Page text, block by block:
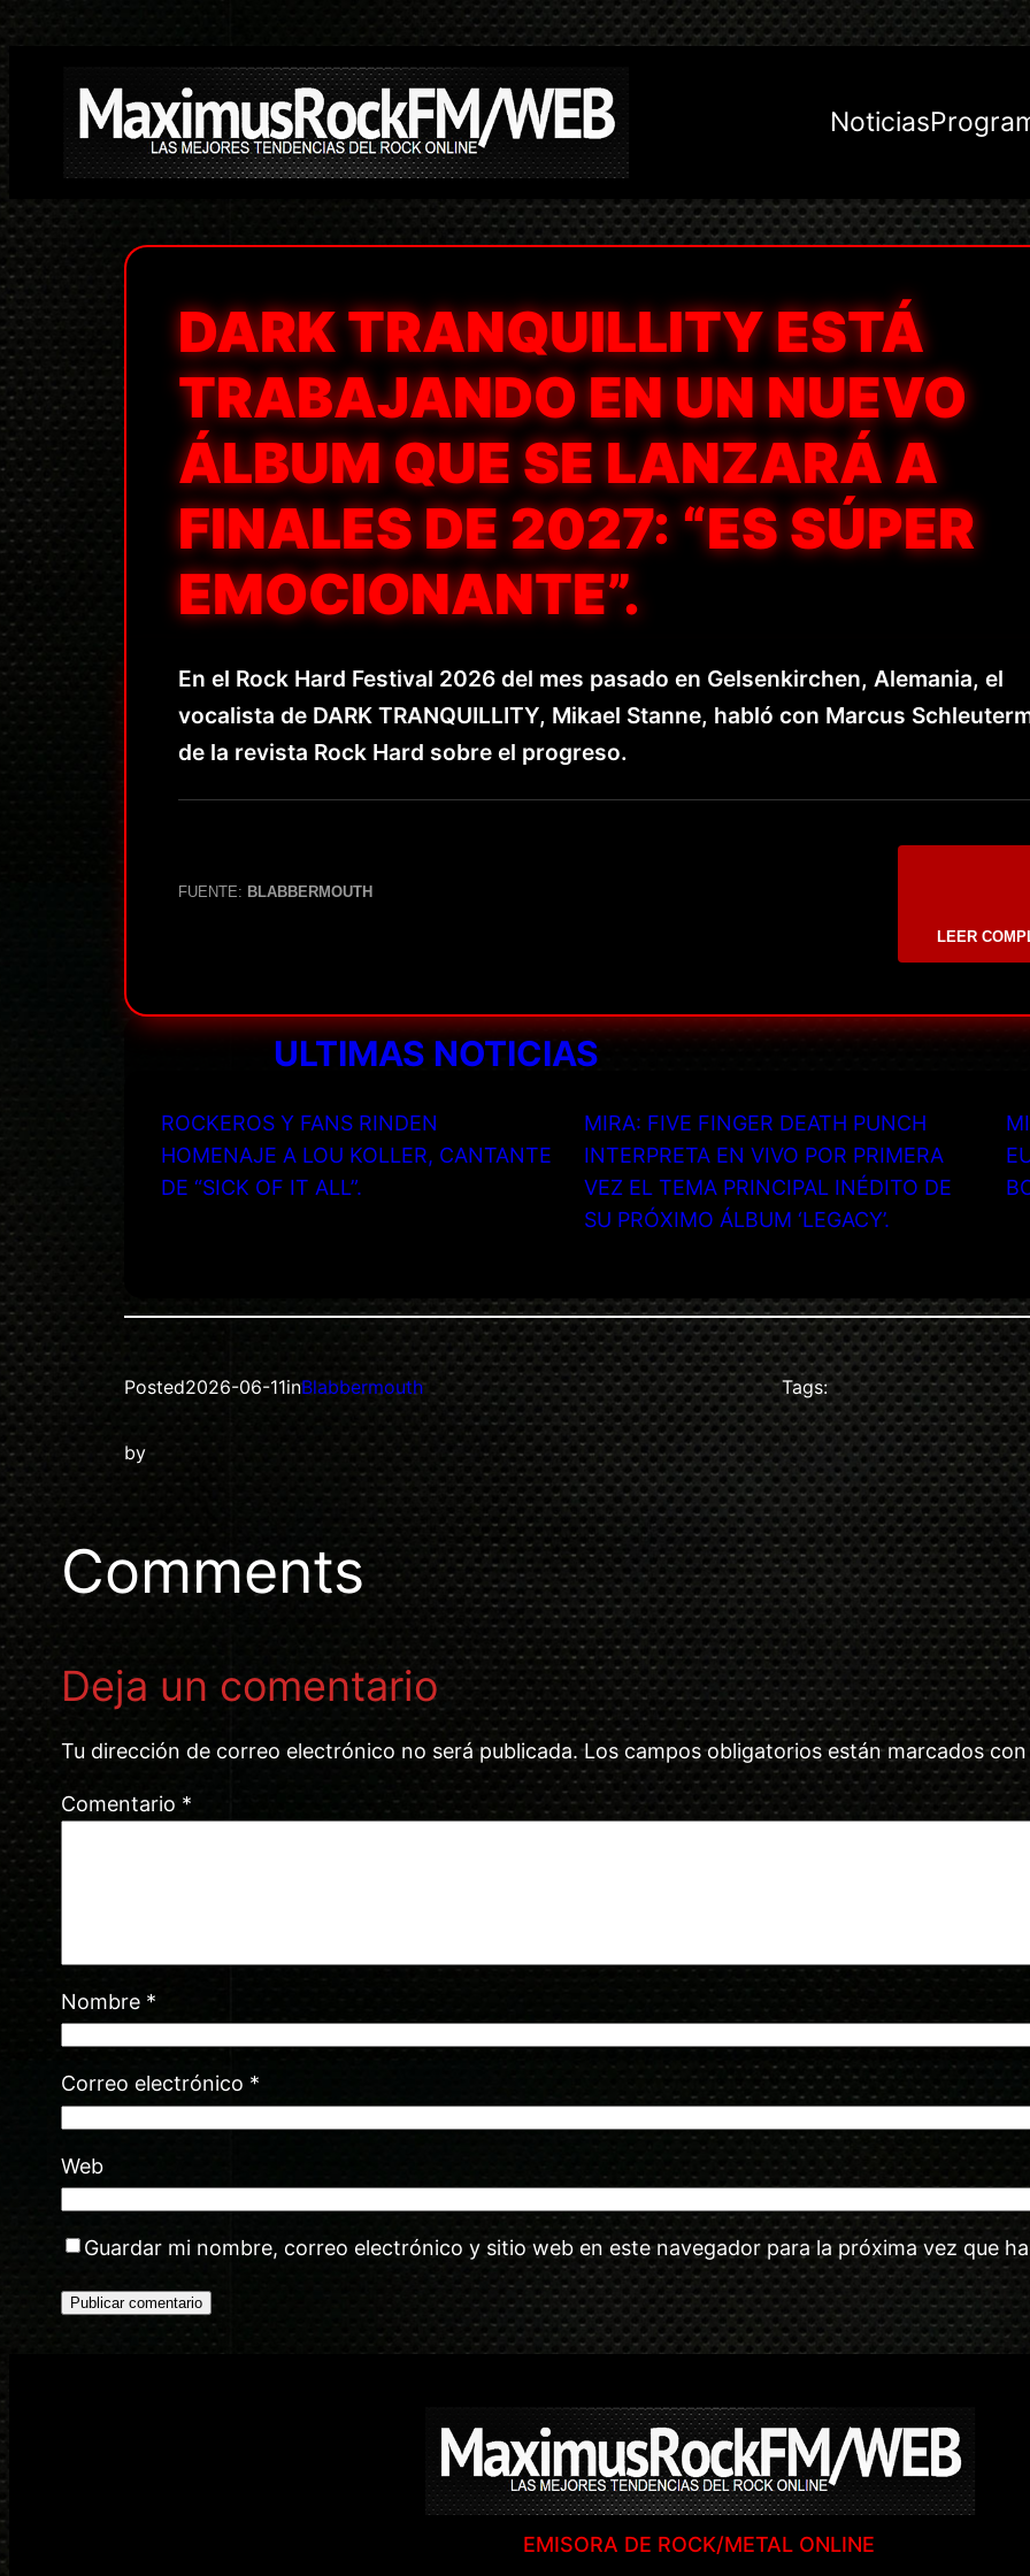
Saltar
contenido
Noticias
DARK TRANQUILLITY ESTÁ
TRABAJANDO EN UN NUEVO
ÁLBUM QUE SE LANZARÁ A
FINALES DE 2027: “ES SÚPER
EMOCIONANTE”.
En el Rock Hard Festival 2026 del mes pasado en Gelsenkirchen, Alemania, el
vocalista de DARK TRANQUILLITY, Mikael Stanne, habló con Marcus
de la revista Rock Hard sobre el progreso.
FUENTE: BLABBERMOUTH
LEER
ULTIMAS NOTICIAS
ROCKEROS Y FANS RINDEN
HOMENAJE A LOU KOLLER, CANTANTE
DE “SICK OF IT ALL”.
MIRA: FIVE FINGER DEATH PUNCH
INTERPRETA EN VIVO POR PRIMERA
VEZ EL TEMA PRINCIPAL INÉDITO DE
SU PRÓXIMO ÁLBUM ‘LEGACY’.
Posted2026-06-11inBlabbermouth
by
Tags:
Comments
Deja un comentario
Tu dirección de correo electrónico no será publicada. Los campos obligatorios están marcados
Comentario *
Nombre *
Correo electrónico *
Web
Guardar mi nombre, correo electrónico y sitio web en este navegador para la próxima vez que
EMISORA DE ROCK/METAL ONLINE